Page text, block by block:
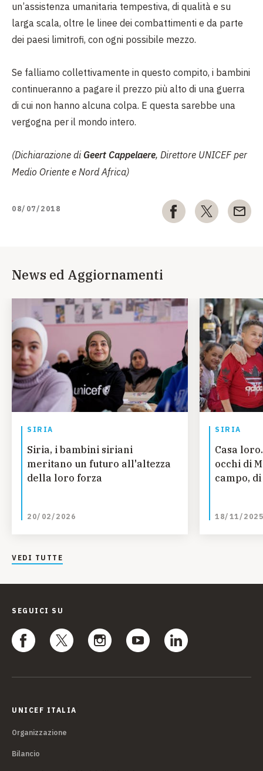
un’assistenza umanitaria tempestiva, di qualità e su
larga scala, oltre le linee dei combattimenti e da parte
dei paesi limitrofi, con ogni possibile mezzo.
Se falliamo collettivamente in questo compito, i bambini
continueranno a pagare il prezzo più alto di una guerra
di cui non hanno alcuna colpa. E questa sarebbe una
vergogna per il mondo intero.
(Dichiarazione di Geert Cappelaere, Direttore UNICEF per
Medio Oriente e Nord Africa)
08/07/2018
News ed Aggiornamenti
SIRIA
Siria, i bambini siriani
meritano un futuro all'altezza
della loro forza
20/02/2026
SIRIA
Casa
occhi di
campo,
18/11/2025
VEDI TUTTE
SEGUICI SU
UNICEF ITALIA
Organizzazione
Bilancio